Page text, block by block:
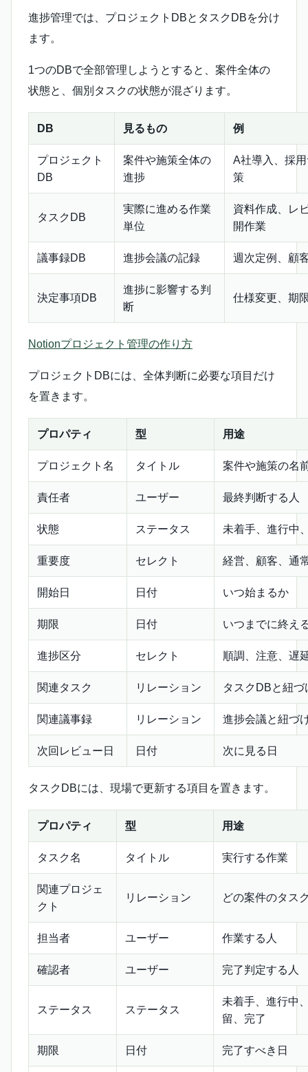
進捗管理では、プロジェクトDBとタスクDBを分け
ます。
1つのDBで全部管理しようとすると、案件全体の
状態と、個別タスクの状態が混ざります。
DB 見るもの 例
プロジェクト
DB
案件や施策全体の
進捗
A社導入、採
策
タスクDB
実際に進める作業
単位
資料作成、レ
開作業
議事録DB 進捗会議の記録 週次定例、顧
決定事項DB
進捗に影響する判
断
仕様変更、期
Notionプロジェクト管理の作り方
プロジェクトDBには、全体判断に必要な項目だけ
を置きます。
プロパティ 型 用途
プロジェクト名 タイトル 案件や施策の名
責任者 ユーザー 最終判断する人
状態 ステータス 未着手、進行中
重要度 セレクト 経営、顧客、通
開始日 日付 いつ始まるか
期限 日付 いつまでに終え
進捗区分 セレクト 順調、注意、遅
関連タスク リレーション タスクDBと紐づ
関連議事録 リレーション 進捗会議と紐づ
次回レビュー日 日付 次に見る日
タスクDBには、現場で更新する項目を置きます。
プロパティ 型 用途
タスク名 タイトル 実行する作業
関連プロジェ
クト
リレーション どの案件のタス
担当者 ユーザー 作業する人
確認者 ユーザー 完了判定する人
ステータス ステータス
未着手、進行中
留、完了
期限 日付 完了すべき日